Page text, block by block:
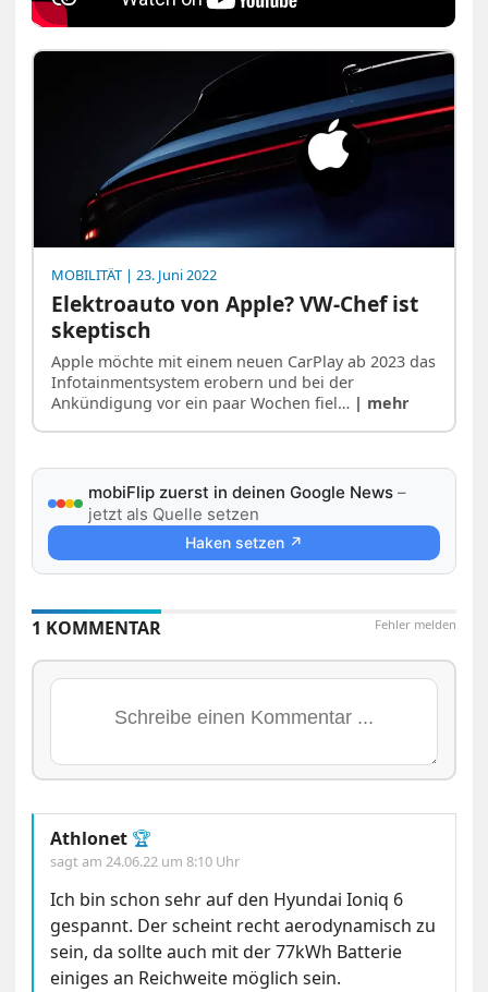
MOBILITÄT | 23. Juni 2022
Elektroauto von Apple? VW-Chef ist
skeptisch
Apple möchte mit einem neuen CarPlay ab 2023 das
Infotainmentsystem erobern und bei der
Ankündigung vor ein paar Wochen fiel… | mehr
mobiFlip zuerst in deinen Google News –
jetzt als Quelle setzen
Haken setzen ↗
Fehler melden
1 KOMMENTAR
Athlonet 🏆
sagt am24.06.22 um 8:10 Uhr
Ich bin schon sehr auf den Hyundai Ioniq 6
gespannt. Der scheint recht aerodynamisch zu
sein, da sollte auch mit der 77kWh Batterie
einiges an Reichweite möglich sein.